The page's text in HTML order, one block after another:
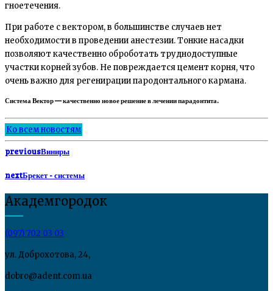
гноетечения.
При работе с вектором, в большинстве случаев нет
необходимости в проведении анестезии. Тонкие насадки
позволяют качественно оброботать труднодоступные
участки корней зубов. Не повреждается цемент корня, что
очень важно для регенирации пародонтального кармана.
Система Вектор — качественно новое решение в лечении парадонтита.
Ко всем новостям
previousВиниры
nextБрекет - системы
Академгородок
(097) 702 03 03
ул. Доброхотова, 24,
dobro@adent.com.ua